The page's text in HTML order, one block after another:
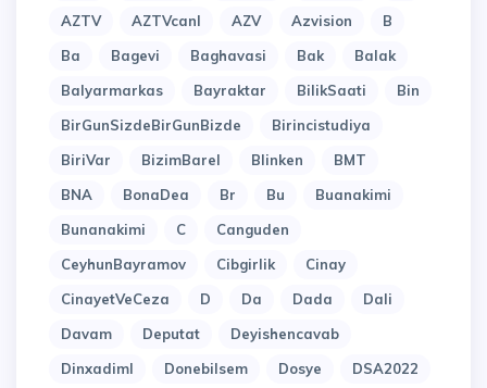
AZTV
AZTVcanl AZV Azvision
B
Ba
Bagevi Baghavasi Bak
Balak
Balyarmarkas
Bayraktar BilikSaati
Bin
BirGunSizdeBirGunBizde
Birincistudiya
BiriVar
BizimBarel Blinken
BMT
BNA
BonaDea Br Bu
Buanakimi
Bunanakimi
C
Canguden
CeyhunBayramov
Cibgirlik
Cinay
CinayetVeCeza
D Da Dada
Dali
Davam
Deputat
Deyishencavab
Dinxadiml
Donebilsem Dosye
DSA2022